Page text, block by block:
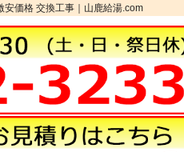
価格 交換工事｜山鹿給湯.com